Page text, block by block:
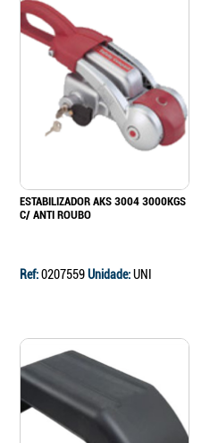
ESTABILIZADOR AKS 3004 3000KGS
C/ ANTI ROUBO
Ref:0207559Unidade:UNI